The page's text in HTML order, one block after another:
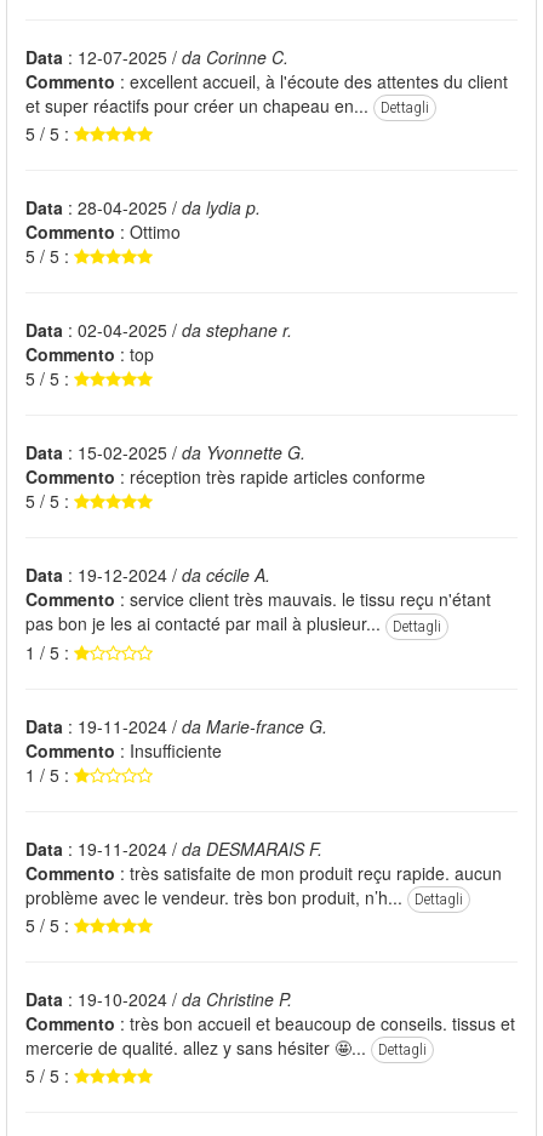
Data : 12-07-2025 / da Corinne C.
Commento : excellent accueil, à l'écoute des attentes du client
et super réactifs pour créer un chapeau en...
Dettagli
5 / 5 :
Data : 28-04-2025 / da lydia p.
Commento : Ottimo
5 / 5 :
Data : 02-04-2025 / da stephane r.
Commento : top
5 / 5 :
Data : 15-02-2025 / da Yvonnette G.
Commento : réception très rapide articles conforme
5 / 5 :
Data : 19-12-2024 / da cécile A.
Commento : service client très mauvais. le tissu reçu n'étant
pas bon je les ai contacté par mail à plusieur...
Dettagli
1 / 5 :
Data : 19-11-2024 / da Marie-france G.
Commento : Insufficiente
1 / 5 :
Data : 19-11-2024 / da DESMARAIS F.
Commento : très satisfaite de mon produit reçu rapide. aucun
problème avec le vendeur. très bon produit, n’h...
Dettagli
5 / 5 :
Data : 19-10-2024 / da Christine P.
Commento : très bon accueil et beaucoup de conseils. tissus et
mercerie de qualité. allez y sans hésiter 🤩...
Dettagli
5 / 5 :